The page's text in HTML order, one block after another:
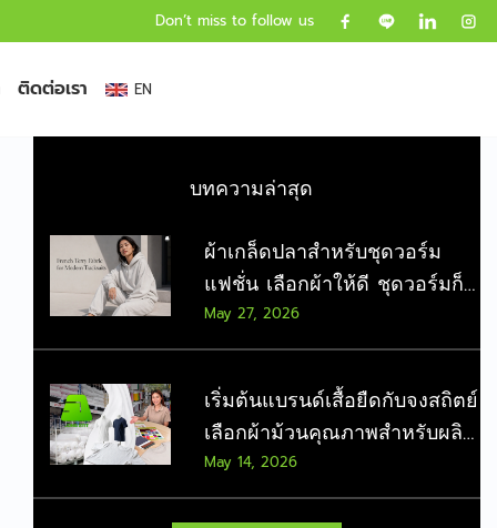
Don’t miss to follow us
ติดต่อเรา EN
บทความล่าสุด
ผ้าเกล็ดปลาสำหรับชุดวอร์ม
แฟชั่น เลือกผ้าให้ดี ชุดวอร์มก็
ไม่ดูเชย
May 27, 2026
เริ่มต้นแบรนด์เสื้อยืดกับจงสถิตย์
เลือกผ้าม้วนคุณภาพสำหรับผลิต
จำนวนมาก
May 14, 2026